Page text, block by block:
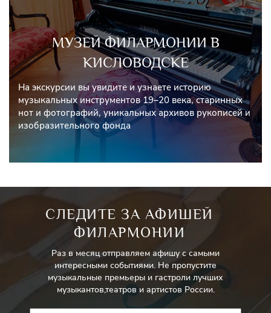
МУЗЕЙ ФИЛАРМОНИИ В
КИСЛОВОДСКЕ
На экскурсии вы увидите и узнаете историю
музыкальных инструментов 19–20 века, старинных
нот и фотографий, уникальных архивов рукописей и
изобразительного фонда
СЛЕДИТЕ ЗА АФИШЕЙ
ФИЛАРМОНИИ
Раз в месяц отправляем афишу с самыми
интересными событиями. Не пропустите
музыкальные премьеры и гастроли лучших
музыкантов,театров и артистов России.